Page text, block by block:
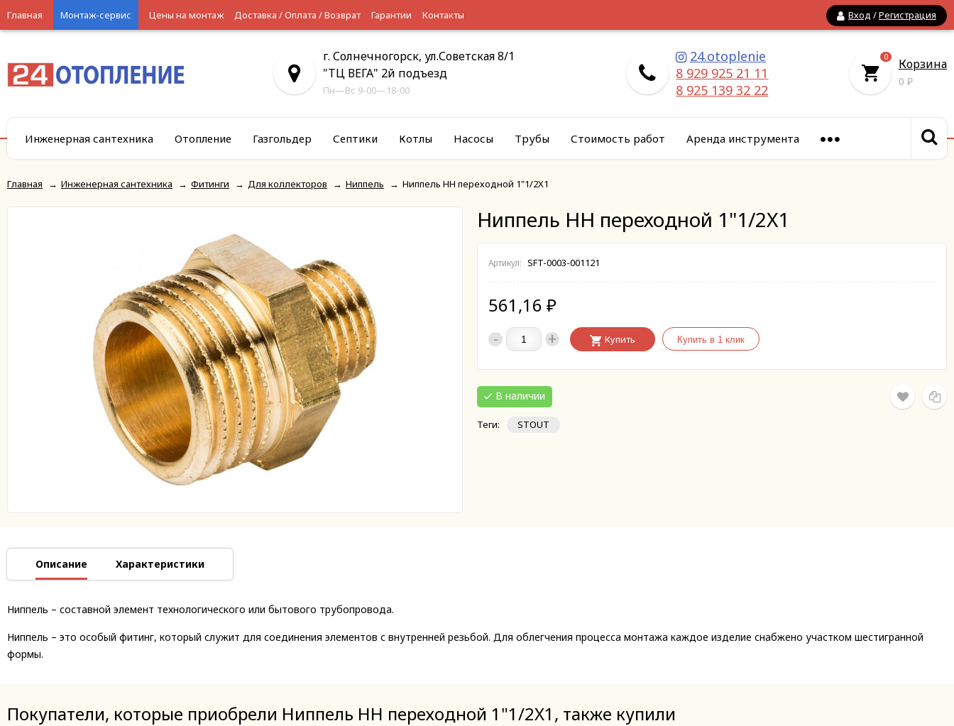
Вход /Регистрация
Главная Монтаж-сервис Цены на монтаж Доставка / Оплата / Возврат Гарантии Контакты
г. Солнечногорск, ул.Советская 8/1
"ТЦ ВЕГА" 2й подъезд
Пн—Вс 9-00—18-00
24.otoplenie
8 929 925 21 11
8 925 139 32 22
0 Корзина
0 ₽
Инженерная сантехника Отопление Газгольдер Септики Котлы Насосы Трубы Стоимость работ Аренда инструмента
Главная → Инженерная сантехника → Фитинги → Для коллекторов → Ниппель → Ниппель НН переходной 1"1/2X1
Ниппель НН переходной 1"1/2X1
Артикул: SFT-0003-001121
561,16 ₽
- + Купить
В наличии
Теги: STOUT
Описание Характеристики
Ниппель – составной элемент технологического или бытового трубопровода.
Ниппель – это особый фитинг, который служит для соединения элементов с внутренней резьбой. Для облегчения процесса монтажа каждое изделие снабжено участком шестигранной
формы.
Покупатели, которые приобрели Ниппель НН переходной 1"1/2X1, также купили